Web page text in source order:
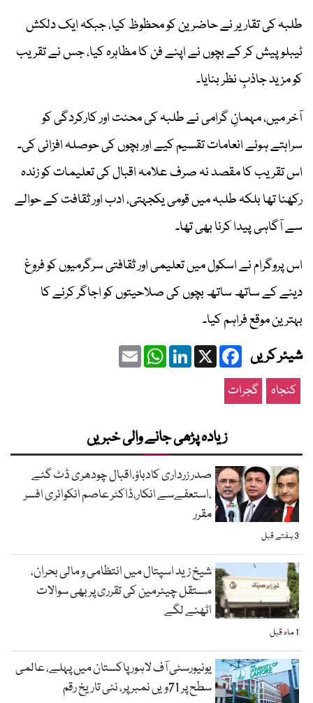
طلبہ کی تقاریر نے حاضرین کو محظوظ کیا، جبکہ ایک دلکش
ٹیبلو پیش کر کے بچوں نے اپنے فن کا مظاہرہ کیا، جس نے تقریب
کو مزید جاذبِ نظر بنایا۔
آخر میں، مہمانِ گرامی نے طلبہ کی محنت اور کارکردگی کو
سراہتے ہوئے انعامات تقسیم کیے اور بچوں کی حوصلہ افزائی کی۔
اس تقریب کا مقصد نہ صرف علامہ اقبال کی تعلیمات کو زندہ
رکھنا تھا بلکہ طلبہ میں قومی یکجہتی، ادب اور ثقافت کے حوالے
سے آگاہی پیدا کرنا بھی تھا۔
اس پروگرام نے اسکول میں تعلیمی اور ثقافتی سرگرمیوں کو فروغ
دینے کے ساتھ ساتھ بچوں کی صلاحیتوں کو اجاگر کرنے کا
بہترین موقع فراہم کیا۔
شیئر کریں Facebook
X
LinkedIn
WhatsApp
Email
کنجاہ گجرات
زیادہ پڑھی جانے والی خبریں
3 ہفتے قبل
صدر زرداری کادباؤ،اقبال چودھری ڈٹ گئے
،استعفےسے انکار،ڈاکٹر عاصم انکوائری افسر
مقرر
1 ماہ قبل
شیخ زید اسپتال میں انتظامی و مالی بحران،
مستقل چیئرمین کی تقرری پر بھی سوالات
اٹھنے لگے
یونیورسٹی آف لاہور پاکستان میں پہلے، عالمی
سطح پر 71ویں نمبر پر، نئی تاریخ رقم